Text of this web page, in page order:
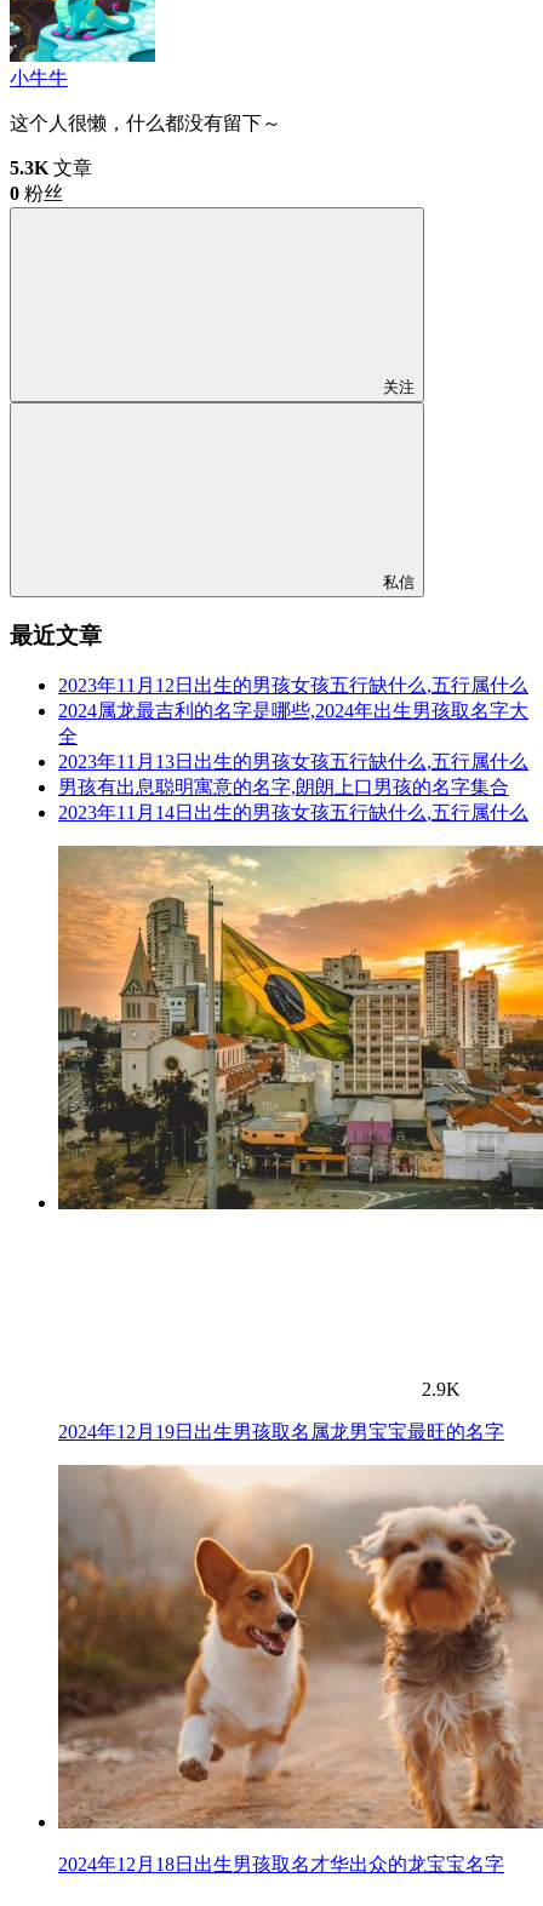
小牛牛
这个人很懒，什么都没有留下～
5.3K 文章
0 粉丝
关注
私信
最近文章
2023年11月12日出生的男孩女孩五行缺什么,五行属什么
2024属龙最吉利的名字是哪些,2024年出生男孩取名字大
全
2023年11月13日出生的男孩女孩五行缺什么,五行属什么
男孩有出息聪明寓意的名字,朗朗上口男孩的名字集合
2023年11月14日出生的男孩女孩五行缺什么,五行属什么
2.9K
2024年12月19日出生男孩取名属龙男宝宝最旺的名字
2024年12月18日出生男孩取名才华出众的龙宝宝名字